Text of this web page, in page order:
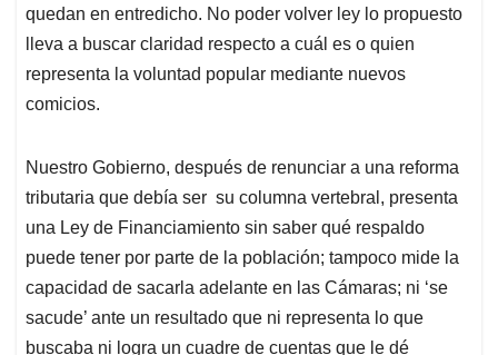
quedan en entredicho. No poder volver ley lo propuesto
lleva a buscar claridad respecto a cuál es o quien
representa la voluntad popular mediante nuevos
comicios.
Nuestro Gobierno, después de renunciar a una reforma
tributaria que debía ser su columna vertebral, presenta
una Ley de Financiamiento sin saber qué respaldo
puede tener por parte de la población; tampoco mide la
capacidad de sacarla adelante en las Cámaras; ni ‘se
sacude’ ante un resultado que ni representa lo que
buscaba ni logra un cuadre de cuentas que le dé